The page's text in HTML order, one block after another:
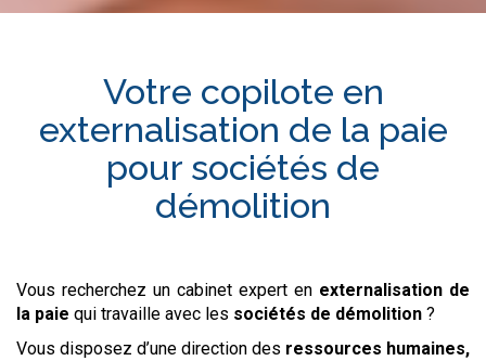
Votre copilote en
externalisation de la paie
pour sociétés de
démolition
Vous recherchez un cabinet expert en externalisation de
la paie qui travaille avec les sociétés de démolition ?
Vous disposez d’une direction des ressources humaines,